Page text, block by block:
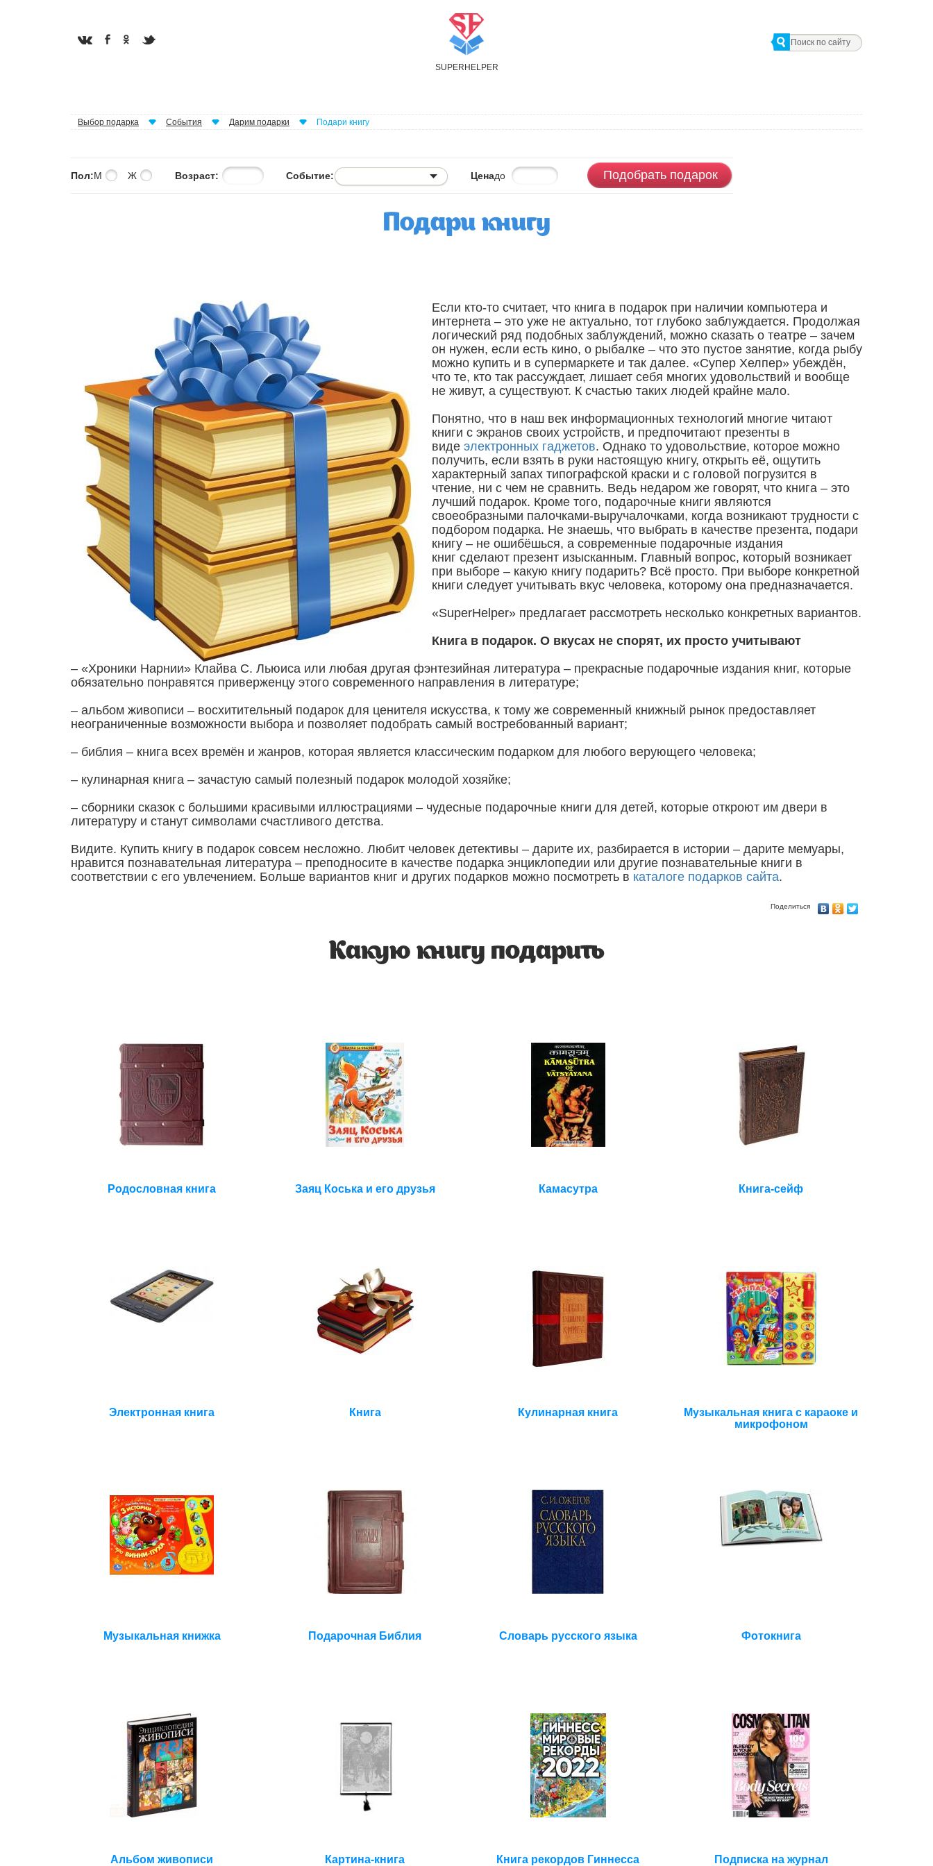
SUPER H ELPER
Выбор подарка События Дарим подарки Подари книгу
Пол:М Ж Возраст: Событие: Ценадо Подобрать подарок
Подари книгу
Если кто-то считает, что книга в подарок при наличии компьютера и
интернета – это уже не актуально, тот глубоко заблуждается. Продолжая
логический ряд подобных заблуждений, можно сказать о театре – зачем
он нужен, если есть кино, о рыбалке – что это пустое занятие, когда рыбу
можно купить и в супермаркете и так далее. «Супер Хелпер» убеждён,
что те, кто так рассуждает, лишает себя многих удовольствий и вообще
не живут, а существуют. К счастью таких людей крайне мало.
Понятно, что в наш век информационных технологий многие читают
книги с экранов своих устройств, и предпочитают презенты в
виде электронных гаджетов. Однако то удовольствие, которое можно
получить, если взять в руки настоящую книгу, открыть её, ощутить
характерный запах типографской краски и с головой погрузится в
чтение, ни с чем не сравнить. Ведь недаром же говорят, что книга – это
лучший подарок. Кроме того, подарочные книги являются
своеобразными палочками-выручалочками, когда возникают трудности с
подбором подарка. Не знаешь, что выбрать в качестве презента, подари
книгу – не ошибёшься, а современные подарочные издания
книг сделают презент изысканным. Главный вопрос, который возникает
при выборе – какую книгу подарить? Всё просто. При выборе конкретной
книги следует учитывать вкус человека, которому она предназначается.
«SuperHelper» предлагает рассмотреть несколько конкретных вариантов.
Книга в подарок. О вкусах не спорят, их просто учитывают
– «Хроники Нарнии» Клайва С. Льюиса или любая другая фэнтезийная литература – прекрасные подарочные издания книг, которые
обязательно понравятся приверженцу этого современного направления в литературе;
– альбом живописи – восхитительный подарок для ценителя искусства, к тому же современный книжный рынок предоставляет
неограниченные возможности выбора и позволяет подобрать самый востребованный вариант;
– библия – книга всех времён и жанров, которая является классическим подарком для любого верующего человека;
– кулинарная книга – зачастую самый полезный подарок молодой хозяйке;
– сборники сказок с большими красивыми иллюстрациями – чудесные подарочные книги для детей, которые откроют им двери в
литературу и станут символами счастливого детства.
Видите. Купить книгу в подарок совсем несложно. Любит человек детективы – дарите их, разбирается в истории – дарите мемуары,
нравится познавательная литература – преподносите в качестве подарка энциклопедии или другие познавательные книги в
соответствии с его увлечением. Больше вариантов книг и других подарков можно посмотреть в каталоге подарков сайта.
Поделиться
Какую книгу подарить
Родословная книга Заяц Коська и его друзья Камасутра Книга-сейф
Электронная книга Книга Кулинарная книга
Музыкальная книга с караоке и
микрофоном
Музыкальная книжка Подарочная Библия Словарь русского языка Фотокнига
Альбом живописи Картина-книга Книга рекордов Гиннесса Подписка на журнал